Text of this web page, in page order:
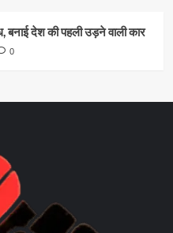
बनाई देश की पहली उड़ने वाली कार
0